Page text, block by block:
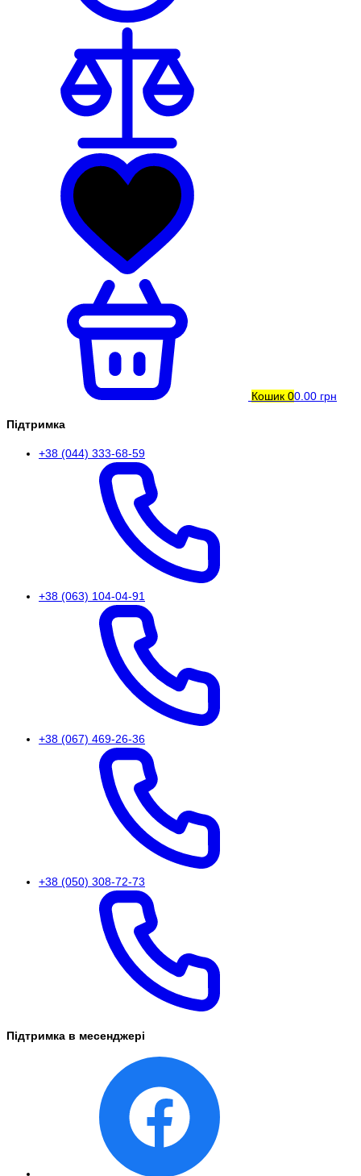
Кошик 00.00 грн
Підтримка
+38 (044) 333-68-59
+38 (063) 104-04-91
+38 (067) 469-26-36
+38 (050) 308-72-73
Підтримка в месенджері